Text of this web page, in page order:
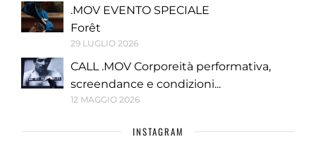
.MOV EVENTO SPECIALE
Forêt
29 LUGLIO 2026
CALL .MOV Corporeità performativa,
screendance e condizioni...
12 MAGGIO 2026
INSTAGRAM